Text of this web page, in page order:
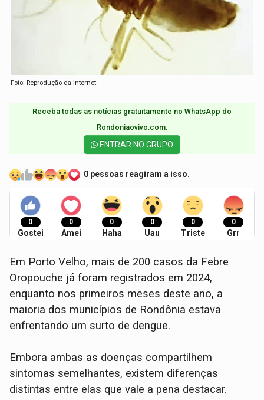
Foto: Reprodução da internet
Receba todas as notícias gratuitamente no WhatsApp do
Rondoniaovivo.com.​
ENTRAR NO GRUPO
0 pessoas reagiram a isso.
0
Gostei
0
Amei
0
Haha
0
Uau
0
Triste
0
Grr
Em Porto Velho, mais de 200 casos da Febre
Oropouche já foram registrados em 2024,
enquanto nos primeiros meses deste ano, a
maioria dos municípios de Rondônia estava
enfrentando um surto de dengue.
Embora ambas as doenças compartilhem
sintomas semelhantes, existem diferenças
distintas entre elas que vale a pena destacar.